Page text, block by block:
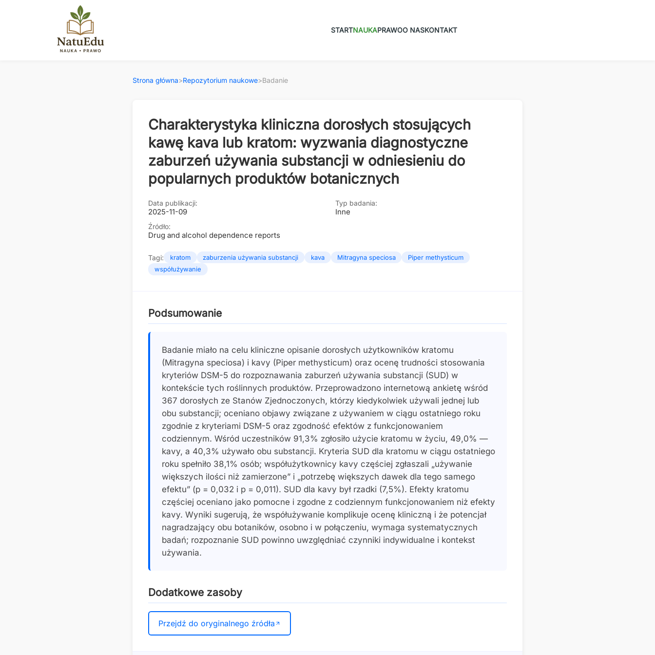
STARTNAUKAPRAWOO NASKONTAKT
Strona główna>Repozytorium naukowe>Badanie
Charakterystyka kliniczna dorosłych stosujących
kawę kava lub kratom: wyzwania diagnostyczne
zaburzeń używania substancji w odniesieniu do
popularnych produktów botanicznych
Data publikacji:
2025-11-09
Typ badania:
Inne
Źródło:
Drug and alcohol dependence reports
Tagi: kratom zaburzenia używania substancji kava Mitragyna speciosa
Piper methysticum
współużywanie
Podsumowanie
Badanie miało na celu kliniczne opisanie dorosłych użytkowników kratomu
(Mitragyna speciosa) i kavy (Piper methysticum) oraz ocenę trudności stosowania
kryteriów DSM-5 do rozpoznawania zaburzeń używania substancji (SUD) w
kontekście tych roślinnych produktów. Przeprowadzono internetową ankietę wśród
367 dorosłych ze Stanów Zjednoczonych, którzy kiedykolwiek używali jednej lub
obu substancji; oceniano objawy związane z używaniem w ciągu ostatniego roku
zgodnie z kryteriami DSM-5 oraz zgodność efektów z funkcjonowaniem
codziennym. Wśród uczestników 91,3% zgłosiło użycie kratomu w życiu, 49,0% —
kavy, a 40,3% używało obu substancji. Kryteria SUD dla kratomu w ciągu ostatniego
roku spełniło 38,1% osób; współużytkownicy kavy częściej zgłaszali „używanie
większych ilości niż zamierzone” i „potrzebę większych dawek dla tego samego
efektu” (p = 0,032 i p = 0,011). SUD dla kavy był rzadki (7,5%). Efekty kratomu
częściej oceniano jako pomocne i zgodne z codziennym funkcjonowaniem niż efekty
kavy. Wyniki sugerują, że współużywanie komplikuje ocenę kliniczną i że potencjał
nagradzający obu botaników, osobno i w połączeniu, wymaga systematycznych
badań; rozpoznanie SUD powinno uwzględniać czynniki indywidualne i kontekst
używania.
Dodatkowe zasoby
Przejdź do oryginalnego źródła